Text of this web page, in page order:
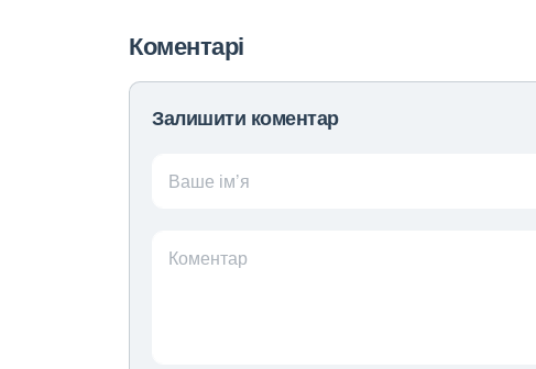
Коментарі
Залишити коментар
Ваше ім’я
Коментар